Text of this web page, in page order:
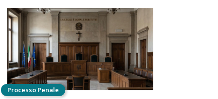
Processo Penale